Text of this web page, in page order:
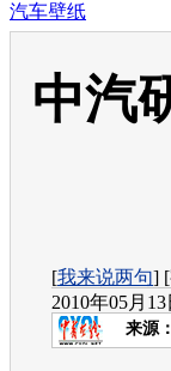
汽车壁纸
中汽
[我来说两句] [
2010年05月13
来源：